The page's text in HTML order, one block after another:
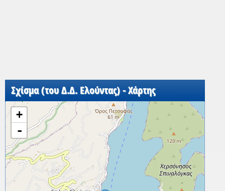
Σχίσμα (του Δ.Δ. Ελούντας) - Χάρτης
+
-